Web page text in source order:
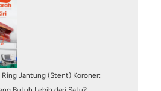
Pasang Ring Jantung (Stent)
Sudah Sembuh Total?